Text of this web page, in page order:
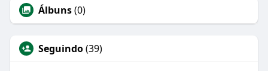
Álbuns(0)
Seguindo(39)